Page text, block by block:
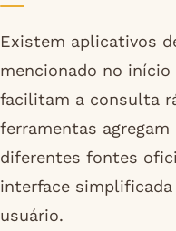
Existem aplicativos
mencionado no
facilitam a consulta
ferramentas
diferentes fontes
interface
usuário.